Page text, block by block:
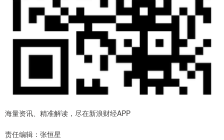
海量资讯、精准解读，尽在新浪财经APP
责任编辑：张恒星